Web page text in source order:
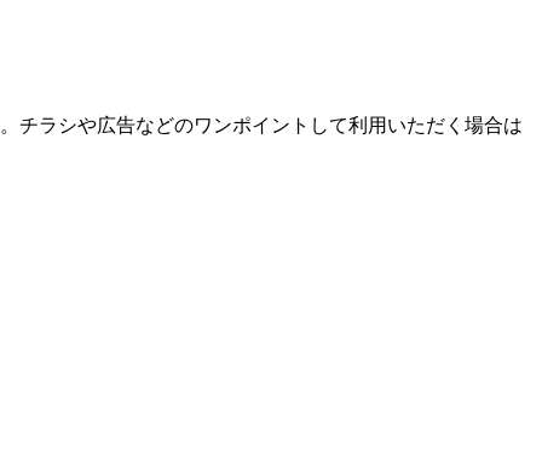
チラシや広告などのワンポイントして利用いただく場合は